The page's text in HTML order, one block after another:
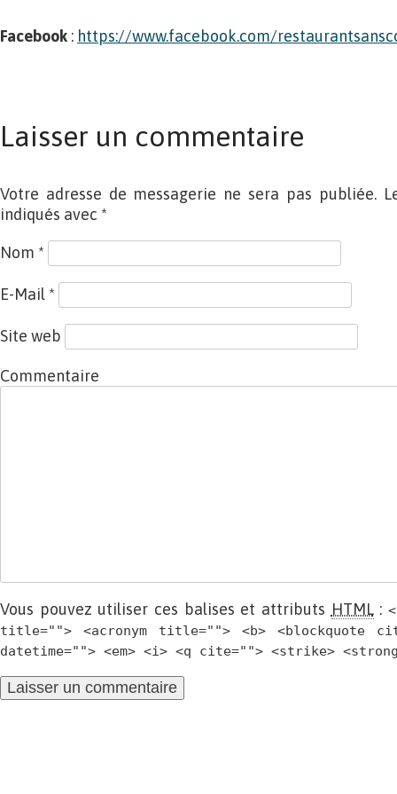
Facebook : https://www.facebook.com/
Laisser un commentaire
Votre adresse de messagerie ne sera pas publiée.
indiqués avec *
Nom *
E-Mail *
Site web
Commentaire
Vous pouvez utiliser ces balises et attributs HTML:
title=""> <acronym title=""> <b> <blockquote
datetime=""> <em> <i> <q cite=""> <strike>